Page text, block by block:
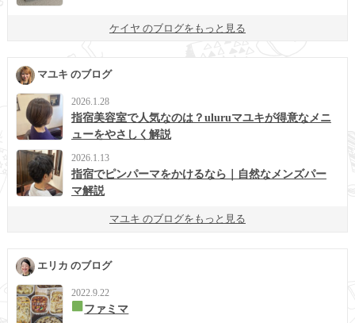
ケイヤ のブログをもっと見る
マユキ のブログ
2026.1.28
指宿美容室で人気なのは？uluruマユキが得意なメニ
ューをやさしく解説
2026.1.13
指宿でピンパーマをかけるなら｜自然なメンズパー
マ解説
マユキ のブログをもっと見る
エリカ のブログ
2022.9.22
ファミマ